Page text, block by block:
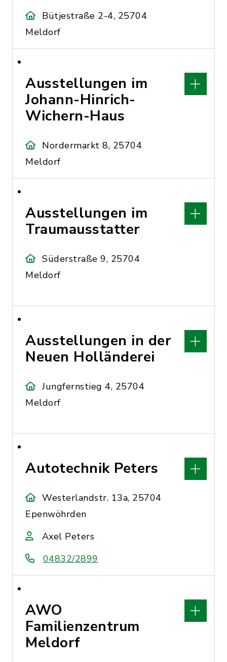
Bütjestraße 2-4, 25704
Meldorf
Ausstellungen im
Johann-Hinrich-
Wichern-Haus
Nordermarkt 8, 25704
Meldorf
Ausstellungen im
Traumausstatter
Süderstraße 9, 25704
Meldorf
Ausstellungen in der
Neuen Holländerei
Jungfernstieg 4, 25704
Meldorf
Autotechnik Peters
Westerlandstr. 13a, 25704
Epenwöhrden
Axel Peters
04832/2899
AWO
Familienzentrum
Meldorf